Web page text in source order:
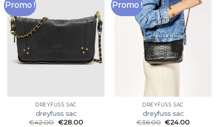
Promo !
DREYFUSS SAC
dreyfuss sac
€42.00 €28.00
Promo !
DREYFUSS SAC
dreyfuss sac
€36.00 €24.00